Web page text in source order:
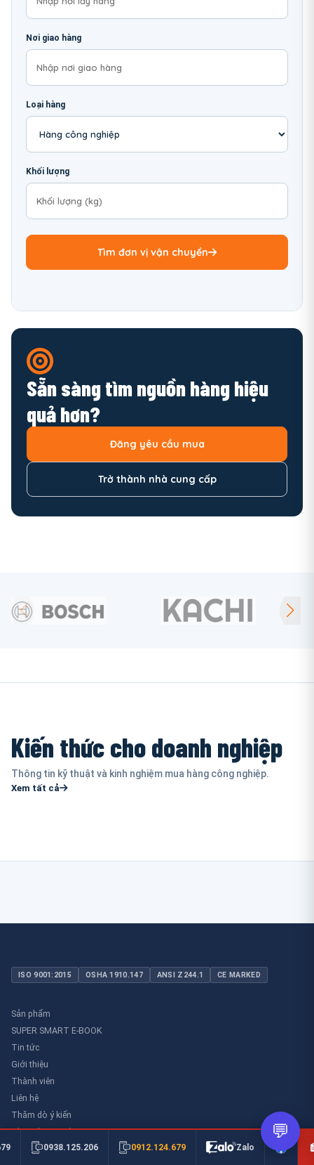
Nơi giao hàng
Loại hàng
Khối lượng
Tìm đơn vị vận chuyển
Sẵn sàng tìm nguồn hàng hiệu
quả hơn?
Đăng yêu cầu mua
Trở thành nhà cung cấp
Kiến thức cho doanh nghiệp
Thông tin kỹ thuật và kinh nghiệm mua hàng công nghiệp.
Xem tất cả
ISO 9001:2015 OSHA 1910.147 ANSI Z244.1 CE MARKED
Sản phẩm
SUPER SMART E-BOOK
Tin tức
Giới thiệu
Thành viên
Liên hệ
Thăm dò ý kiến
Thư viên an toàn
0938.125.206 0912.124.679 Zalo
💬